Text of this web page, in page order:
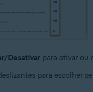
Desativar para ativar ou
para escolher